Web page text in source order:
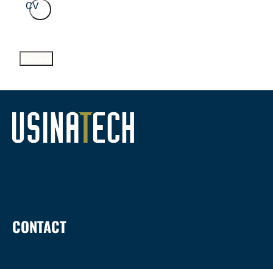
CV
CONTACT